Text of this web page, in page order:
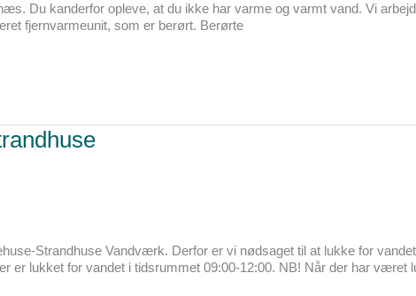
Du kanderfor opleve, at du ikke har varme og varmt vand. Vi
fjernvarmeunit, som er berørt. Berørte
Strandhuse Vandværk. Derfor er vi nødsaget til at lukke for
er lukket for vandet i tidsrummet 09:00-12:00. NB! Når der har været